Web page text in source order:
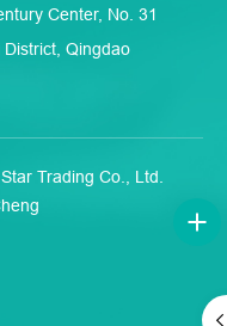
Center, No. 31
Qingdao
Trading Co., Ltd.